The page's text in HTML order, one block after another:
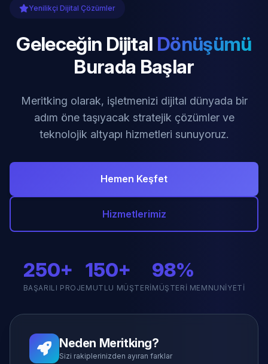
Yenilikçi Dijital Çözümler
Geleceğin Dijital Dönüşümü
Burada Başlar
Meritking olarak, işletmenizi dijital dünyada bir
adım öne taşıyacak stratejik çözümler ve
teknolojik altyapı hizmetleri sunuyoruz.
Hemen Keşfet
Hizmetlerimiz
250+
BAŞARILI PROJE
150+
MUTLU MÜŞTERI
98%
MÜŞTERI MEMNUNIYETI
Neden Meritking?
Sizi rakiplerinizden ayıran farklar